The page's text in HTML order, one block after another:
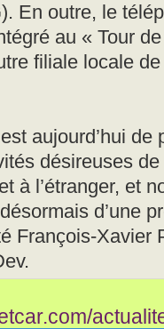
En outre, le
au « Tour
filiale locale
aujourd’hui
désireuses
à l’étranger, et
d’une
François-Xavier